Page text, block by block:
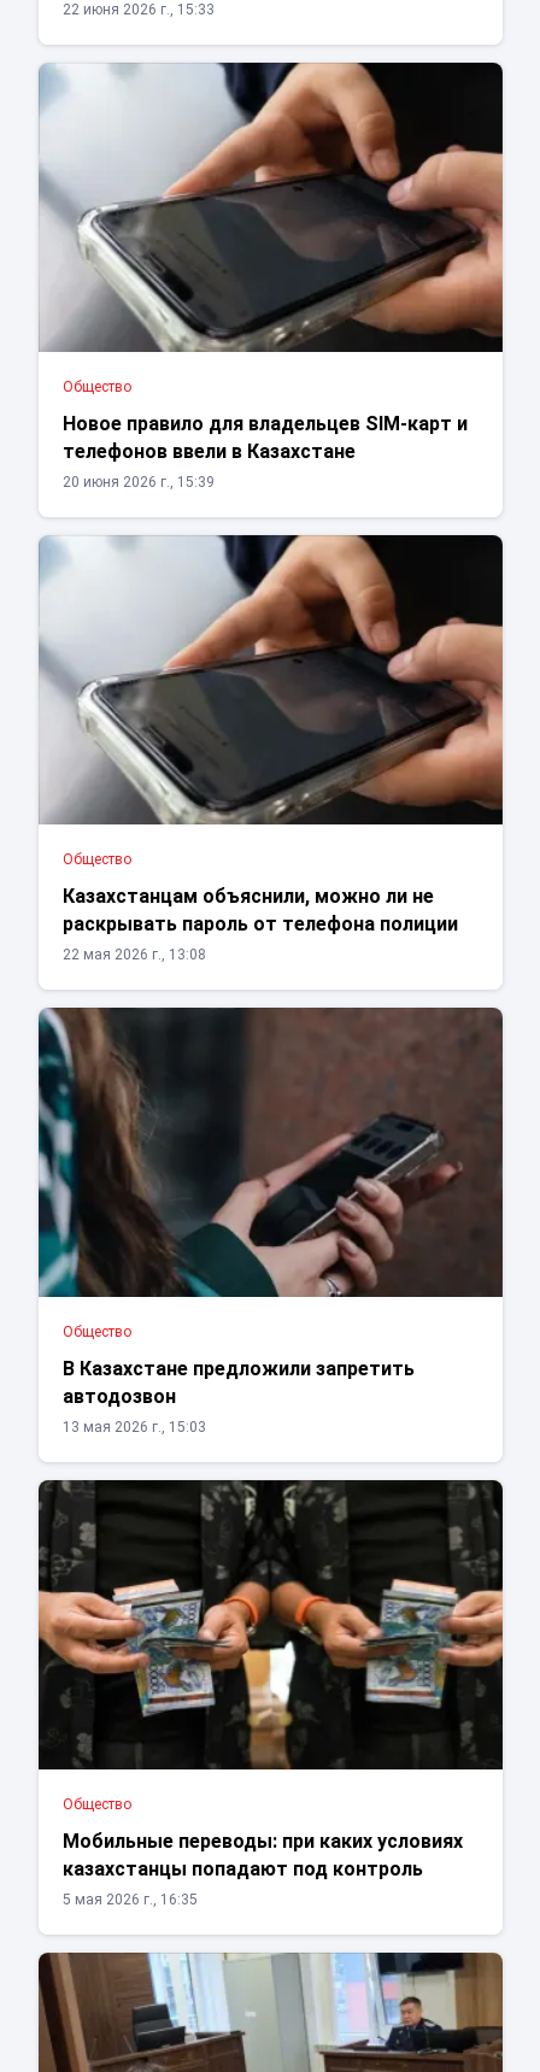
22 июня 2026 г., 15:33
Общество
Новое правило для владельцев SIM-карт и
телефонов ввели в Казахстане
20 июня 2026 г., 15:39
Общество
Казахстанцам объяснили, можно ли не
раскрывать пароль от телефона полиции
22 мая 2026 г., 13:08
Общество
В Казахстане предложили запретить
автодозвон
13 мая 2026 г., 15:03
Общество
Мобильные переводы: при каких условиях
казахстанцы попадают под контроль
5 мая 2026 г., 16:35